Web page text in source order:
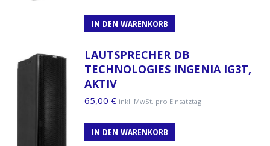
IN DEN WARENKORB
LAUTSPRECHER DB
TECHNOLOGIES INGENIA IG3T,
AKTIV
65,00 € inkl. MwSt. pro Einsatztag
IN DEN WARENKORB